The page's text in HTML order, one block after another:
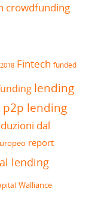
crowdfunding
Fintech funded
lending
p2p lending
dal
report
lending
Walliance